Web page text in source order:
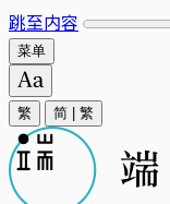
跳至内容
菜单
繁 简 繁